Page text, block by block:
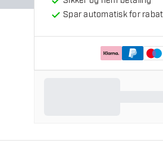
Spar automatisk for rabat